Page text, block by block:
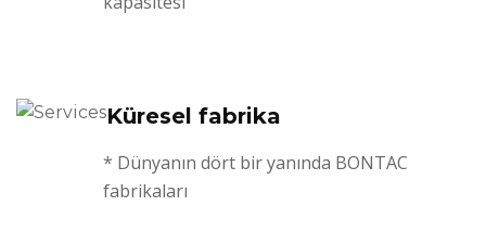
Küresel fabrika
* Dünyanın dört bir yanında BONTAC
fabrikaları